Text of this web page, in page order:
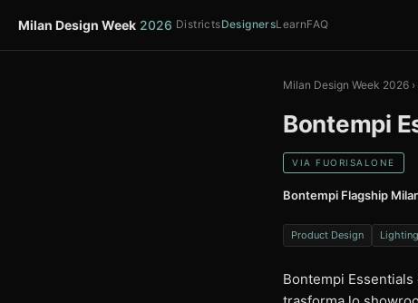
Milan Design Week 2026 DistrictsDesignersLearnFAQ
Milan Design Week 2026 ›
Bontempi
VIA FUORISALONE
Bontempi Flagship
Product Design Lighting
Bontempi